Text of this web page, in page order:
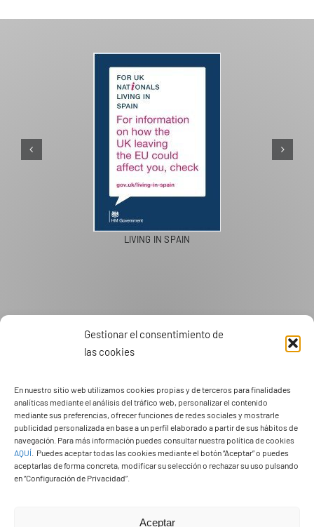
Gestionar el consentimiento de
las cookies
En nuestro sitio web utilizamos cookies propias y de terceros para finalidades
analíticas mediante el análisis del tráfico web, personalizar el contenido
mediante sus preferencias, ofrecer funciones de redes sociales y mostrarle
publicidad personalizada en base a un perfil elaborado a partir de sus hábitos de
navegación. Para más información puedes consultar nuestra política de cookies
AQUÍ
Puedes aceptar todas las cookies mediante el botón “Aceptar” o puedes
aceptarlas de forma concreta, modificar su selección o rechazar su uso pulsando
en “Configuración de Privacidad”.
Aceptar
PASEOS EN CAMELLO